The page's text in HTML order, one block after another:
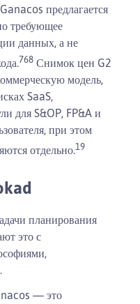
предлагается
требующее
данных, а не
768 Снимок цен G2
модель,
SaaS,
для S&OP, FP&A и
при этом
отдельно.19
планирования
это с
— это